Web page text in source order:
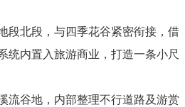
段北段，与四季花谷紧密衔接，借
统内置入旅游商业，打造一条小尺
流谷地，内部整理不行道路及游赏